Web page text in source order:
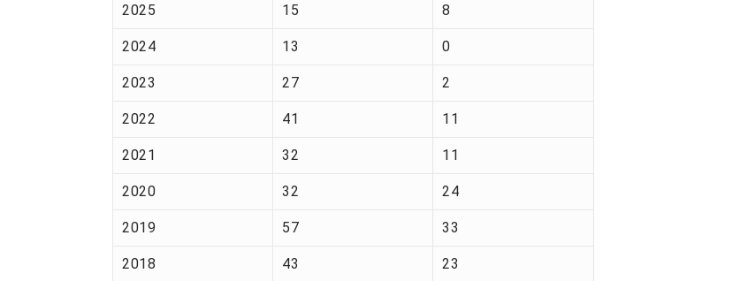
2025 15 8
2024 13 0
2023 27 2
2022 41 11
2021 32 11
2020 32 24
2019 57 33
2018 43 23